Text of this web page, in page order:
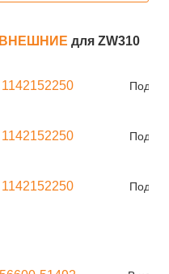
для ZW310
1142152250 Под
1142152250 Под
1142152250 Под